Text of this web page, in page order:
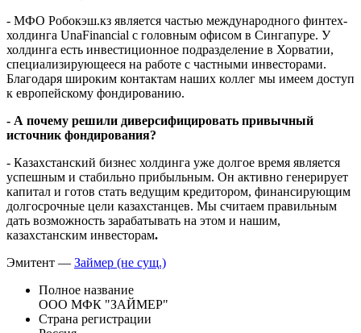
- За счет каких средств ваша компания развивается в
настоящее время?
- МФО Робокэш.кз является частью международного финтех-
холдинга UnaFinancial с головным офисом в Сингапуре. У
специализирующееся на работе с частными инвесторами.
Благодаря широким контактам наших коллег мы имеем доступ
- А почему решили диверсифицировать привычный
источник фондирования?
- Казахстанский бизнес холдинга уже долгое время является
успешным и стабильно прибыльным. Он активно генерирует
долгосрочные цели казахстанцев. Мы считаем правильным
казахстанским инвесторам
Эмитент —Займер (не сущ.)